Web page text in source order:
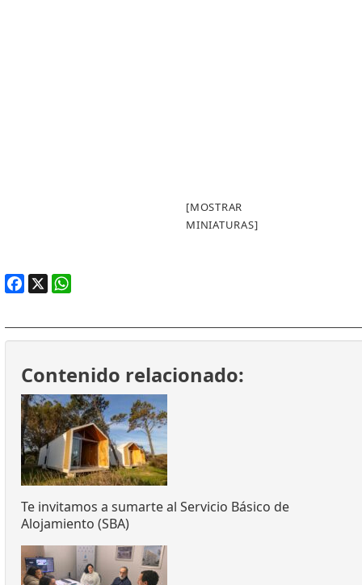
[MOSTRAR
MINIATURAS]
Contenido relacionado:
Te invitamos a sumarte al Servicio Básico de
Alojamiento (SBA)